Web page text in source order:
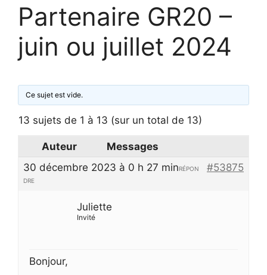
Partenaire GR20 –
juin ou juillet 2024
Ce sujet est vide.
13 sujets de 1 à 13 (sur un total de 13)
Auteur
Messages
30 décembre 2023 à 0 h 27 min
#53875
RÉPON
DRE
Juliette
Invité
Bonjour,